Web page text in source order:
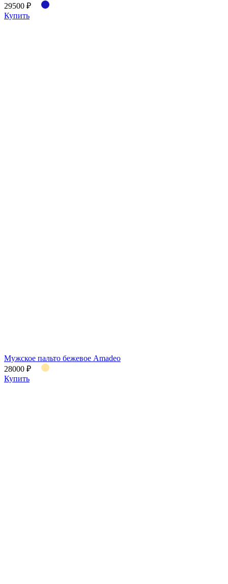
29500 ₽
Купить
Мужское пальто бежевое Amadeo
28000 ₽
Купить